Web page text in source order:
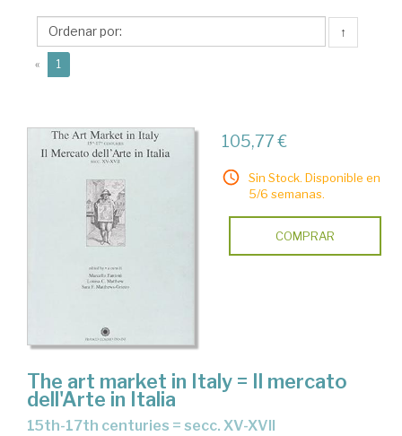
Sara
F.
↑
« 1
105,77 €
Sin Stock. Disponible en
5/6 semanas.
COMPRAR
The art market in Italy = Il mercato
dell'Arte in Italia
15th-17th centuries = secc. XV-XVII